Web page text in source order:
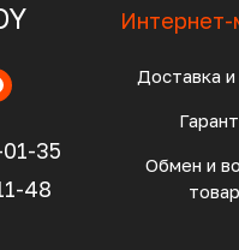
35
48
Интернет-
Доставка и
Обмен и